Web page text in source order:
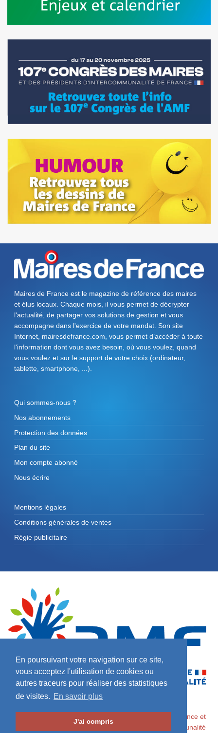
En poursuivant votre navigation sur ce site,
vous acceptez l'utilisation de cookies ou
autres traceurs pour réaliser des statistiques
de visites. En savoir plus
J'ai compris
Maires de France est le magazine de référence des maires
et élus locaux. Chaque mois, il vous permet de décrypter
l'actualité, de partager vos solutions de gestion et vous
accompagne dans l'exercice de votre mandat. Son site
Internet, mairesdefrance.com, vous permet d’accéder à toute
l'information dont vous avez besoin, où vous voulez, quand
vous voulez et sur le support de votre choix (ordinateur,
tablette, smartphone, ...).
Qui sommes-nous ?
Nos abonnements
Protection des données
Plan du site
Mon compte abonné
Nous écrire
Mentions légales
Conditions générales de ventes
Régie publicitaire
Maires de France / Association des Maires de France et
des Présidents d'Intercommunalité